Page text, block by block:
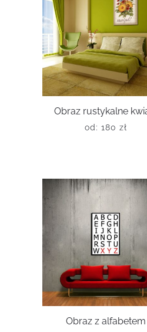
Obraz rustykalne
od: 180 zł
Obraz z alfabetem